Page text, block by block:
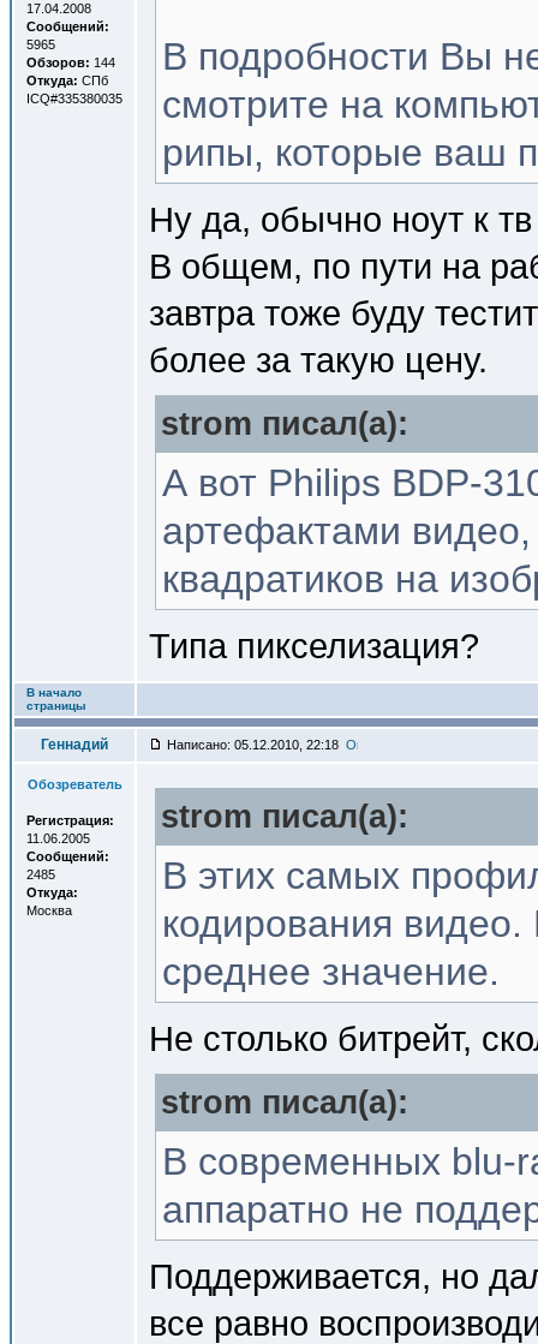
17.04.2008
Сообщений:
5965
Обзоров: 144
Откуда: СПб
ICQ#335380035
В подробности Вы
смотрите на
рипы, которые ваш
Ну да, обычно ноут к
В общем, по пути на
завтра тоже буду
более за такую цену.
strom писал(a):
А вот Philips BDP-
артефактами
квадратиков на
Типа пикселизация?
В начало
страницы
Геннадий Написано: 05.12.2010, 22:18
Обозреватель
Регистрация:
11.06.2005
Сообщений:
2485
Откуда:
Москва
strom писал(a):
В этих самых
кодирования
среднее значение.
Не столько битрейт,
strom писал(a):
В современных blu-
аппаратно не
Поддерживается, но
все равно